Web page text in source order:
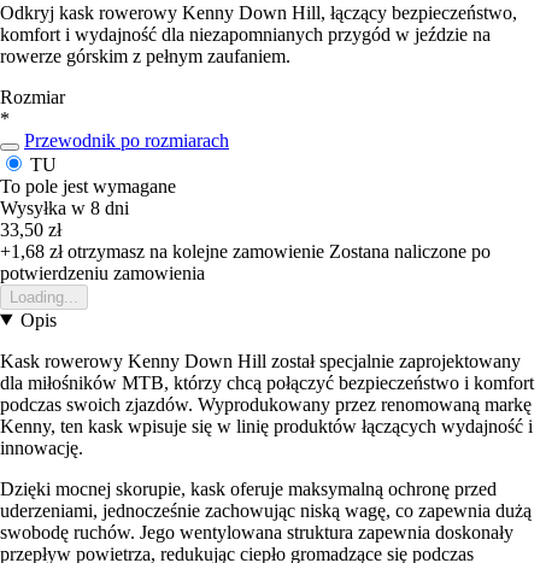
Odkryj kask rowerowy Kenny Down Hill, łączący bezpieczeństwo,
komfort i wydajność dla niezapomnianych przygód w jeździe na
rowerze górskim z pełnym zaufaniem.
Rozmiar
*
Przewodnik po rozmiarach
TU
To pole jest wymagane
Wysyłka w 8 dni
33,50 zł
+1,68 złotrzymasz na kolejne zamowienie Zostana naliczone po
potwierdzeniu zamowienia
Loading...
Opis
Kask rowerowy Kenny Down Hill został specjalnie zaprojektowany
dla miłośników MTB, którzy chcą połączyć bezpieczeństwo i komfort
podczas swoich zjazdów. Wyprodukowany przez renomowaną markę
Kenny, ten kask wpisuje się w linię produktów łączących wydajność i
innowację.
Dzięki mocnej skorupie, kask oferuje maksymalną ochronę przed
uderzeniami, jednocześnie zachowując niską wagę, co zapewnia dużą
swobodę ruchów. Jego wentylowana struktura zapewnia doskonały
przepływ powietrza, redukując ciepło gromadzące się podczas